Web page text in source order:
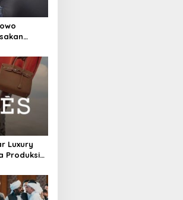
Luxury
Produksi